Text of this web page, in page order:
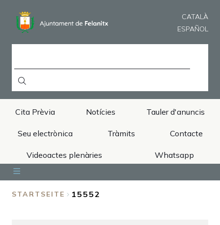
CATALÀ
ESPAÑOL
Cita Prèvia Notícies Tauler d'anuncis
Seu electrònica Tràmits Contacte
Videoactes plenàries Whatsapp
STARTSEITE 15552